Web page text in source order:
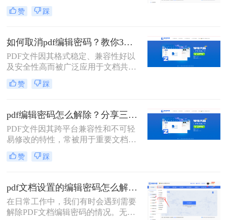
为时间久远忘记了密码，有时是接收
了来自同事或客户的加密文件却未能
PDF密码的需求确实存在。那么pdf编
辑需要密码怎么破解呢？
赞 踩
如何取消pdf编辑密码？教你3个解密方法！
PDF文件因其格式稳定、兼容性好以
及安全性高而被广泛应用于文档共享
和存储。然而，有时我们可能需要取
消PDF文件的编辑密码，以便进行进
编辑密码呢？本文将介绍三种取消
PDF编辑密码的方法。
赞 踩
pdf编辑密码怎么解除？分享三种实用方法！
PDF文件因其跨平台兼容性和不可轻
易修改的特性，常被用于重要文档的
存储和传输。然而，当PDF文件被设
置了编辑密码时，我们就需要采取一
么pdf编辑密码怎么解除呢？本文将介
绍三种解除PDF编辑密码的方法。
赞 踩
pdf文档设置的编辑密码怎么解除？分享二种常用解除方式！
在日常工作中，我们有时会遇到需要
解除PDF文档编辑密码的情况。无论